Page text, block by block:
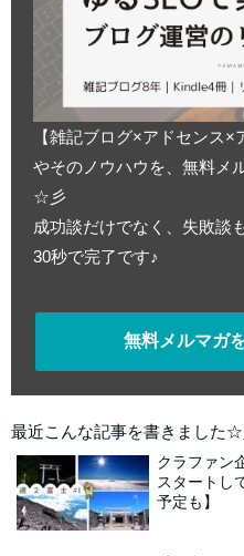
【雑記ブログ×アドセンス
やそのノウハウを、無料メ
☆彡
成功談だけでなく、失敗談
30秒で完了です♪
無料メルマガ
最近こんな記事を書きました
クラファン
スタートし
予定も】